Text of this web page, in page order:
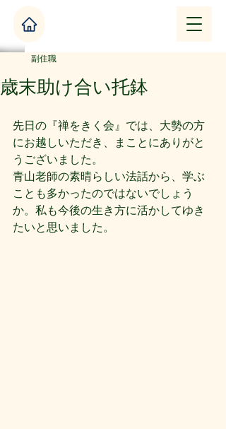
歳末助け合い托鉢
副住職
先日の『禅をきく会』では、大勢の方
にお越しいただき、まことにありがと
うございました。
青山老師の素晴らしい法話から、学ぶ
ことも多かったのではないでしょう
か。私も今後の生き方に活かしてゆき
たいと思いました。